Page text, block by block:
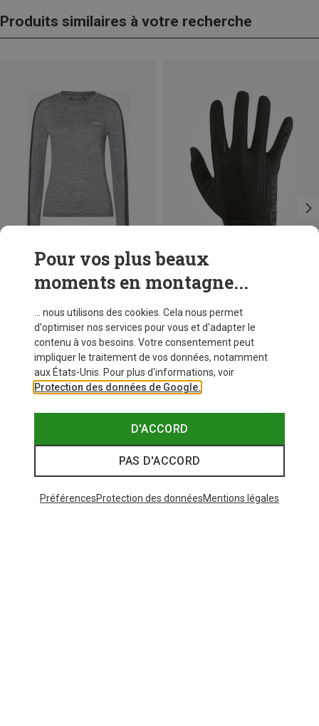
Produits similaires à votre recherche
Tailles
Super.Natural
T-shirt long Alarm Running femme
CHF 91,20
S M L XL
Vous économisez 16%
Pour vos plus beaux
moments en montagne...
... nous utilisons des cookies. Cela nous permet
d'optimiser nos services pour vous et d'adapter le
contenu à vos besoins. Votre consentement peut
impliquer le traitement de vos données, notamment
aux États-Unis. Pour plus d'informations, voir
Protection des données de Google.
D'ACCORD
PAS D'ACCORD
PréférencesProtection des donnéesMentions légales